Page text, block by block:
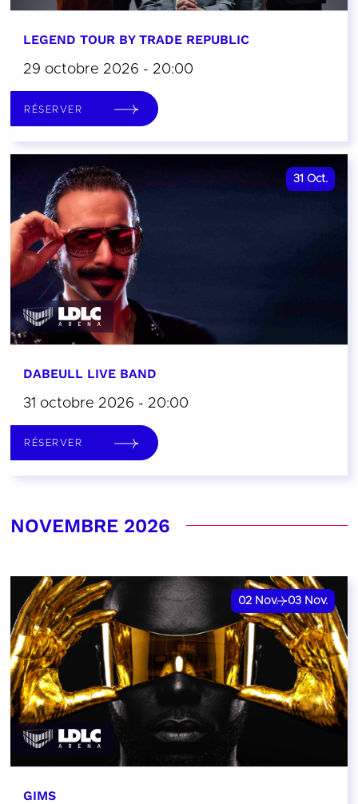
LEGEND TOUR BY TRADE REPUBLIC
29 octobre 2026 - 20:00
RÉSERVER
31 Oct.
DABEULL LIVE BAND
31 octobre 2026 - 20:00
RÉSERVER
NOVEMBRE 2026
02 Nov. 03 Nov.
GIMS